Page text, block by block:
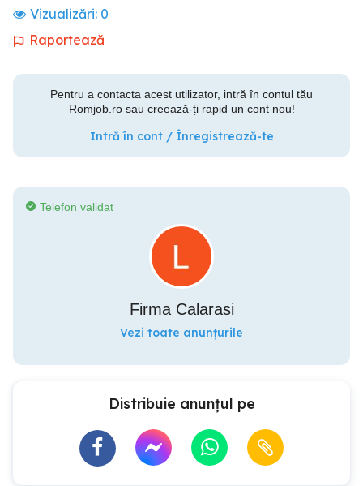
Vizualizări: 0
Raportează
Pentru a contacta acest utilizator, intră în contul tău
Romjob.ro sau creează-ți rapid un cont nou!
Intră în cont / Înregistrează-te
Telefon validat
Firma Calarasi
Vezi toate anunțurile
Distribuie anunțul pe